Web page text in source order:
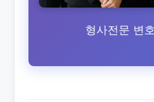
형사전문 변